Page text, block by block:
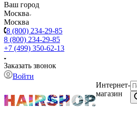
Ваш город
Москва
Москва
8 (800) 234-29-85
8 (800) 234-29-85
+7 (499) 350-62-13
Заказать звонок
Войти
Интернет-
магазин